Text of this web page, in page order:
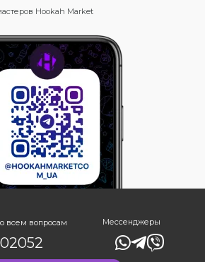
Hookah Market
всем вопросам Мессенджеры